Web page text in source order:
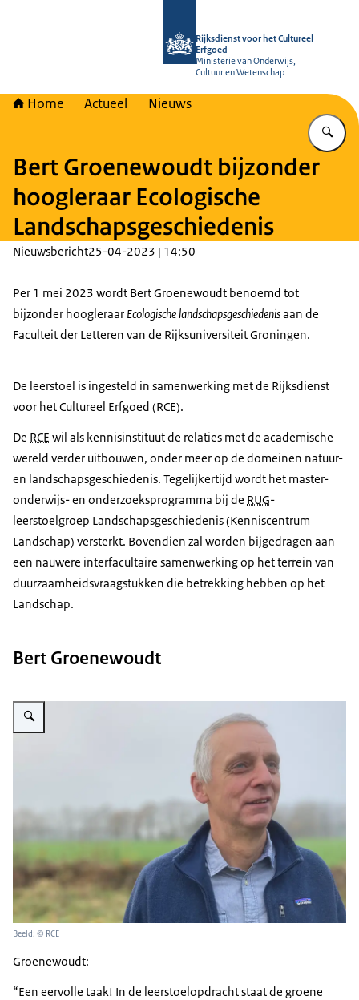
Rijksdienst voor het Cultureel
Erfgoed
Ministerie van Onderwijs,
Cultuur en Wetenschap
Home Actueel Nieuws
Bert Groenewoudt bijzonder
hoogleraar Ecologische
Landschapsgeschiedenis
Nieuwsbericht25-04-2023 | 14:50
Per 1 mei 2023 wordt Bert Groenewoudt benoemd tot
bijzonder hoogleraar Ecologische landschapsgeschiedenisaan de
Faculteit der Letteren van de Rijksuniversiteit Groningen.
De leerstoel is ingesteld in samen­werking met de Rijksdienst
voor het Cultureel Erfgoed (RCE).
De RCE wil als kennis­instituut de relaties met de academische
wereld verder uitbouwen, onder meer op de domeinen natuur-
en land­schaps­geschiedenis. Tegelijker­tijd wordt het master-
onderwijs- en onderzoeks­programma bij de RUG-
leerstoelgroep Landschapsgeschiedenis (Kenniscentrum
Landschap) versterkt. Bovendien zal worden bijgedragen aan
een nauwere inter­facultaire samenwerking op het terrein van
duurzaamheids­vraagstukken die betrekking hebben op het
Landschap.
Bert Groenewoudt
Vergroot afbeelding Portret van Bert Groenewoudt
Beeld: © RCE
Groenewoudt:
Een eervolle taak! In de leerstoelopdracht staat de groene